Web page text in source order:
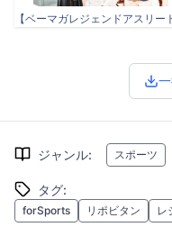
ジャンル: スポーツ
タグ:
forSports リポビタン レ